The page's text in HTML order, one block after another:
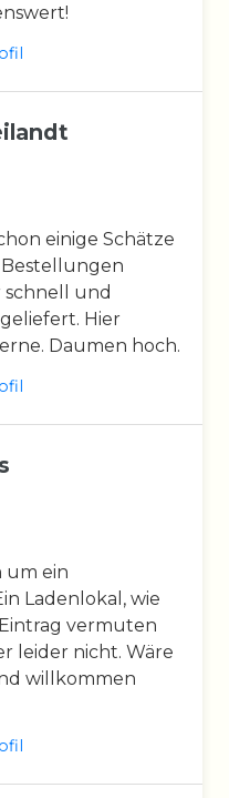
einige Schätze
und
Hier
Daumen hoch.
um ein
Ladenlokal, wie
vermuten
leider nicht. Wäre
willkommen